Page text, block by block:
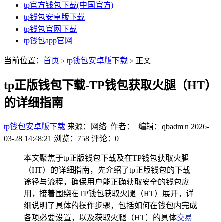
tp官方钱包下载(中国官方)
tp钱包安卓版下载
tp钱包官网下载
tp钱包app官网
当前位置： 首页 > tp钱包安卓版下载 > 正文
tp正版钱包下载-TP钱包获取火腿（HT）
的详细指南
tp钱包安卓版下载 来源：网络 作者： 编辑：qbadmin 2026-
03-28 14:48:21 浏览：758 评论：0
本文聚焦于tp正版钱包下载及在TP钱包获取火腿
（HT）的详细指南，先介绍了tp正版钱包的下载
途径与流程，确保用户能正确获取安全的钱包应
用，接着围绕在TP钱包获取火腿（HT）展开，详
细说明了具体的操作步骤，包括如何在钱包内完成
各项必要设置，以及获取火腿（HT）的具体交易